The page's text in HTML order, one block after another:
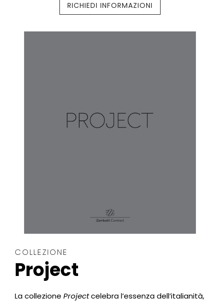
RICHIEDI INFORMAZIONI
COLLEZIONE
Project
La collezione Projectcelebra l’essenza dell’italianità,